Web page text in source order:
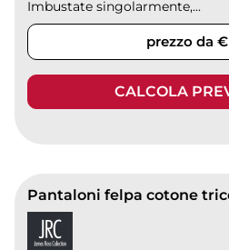
Imbustate singolarmente,...
prezzo da
CALCOLA